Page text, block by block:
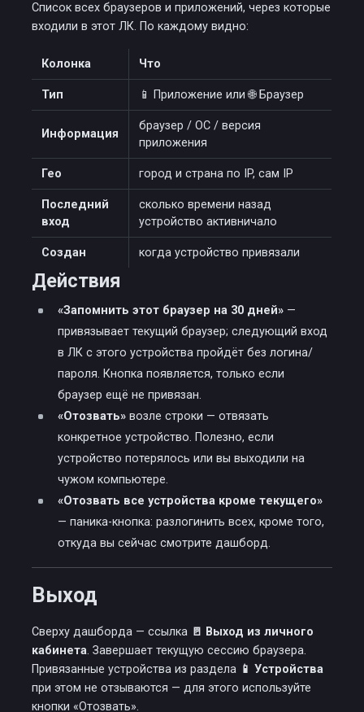
Список всех браузеров и приложений, через которые
входили в этот ЛК. По каждому видно:
Колонка Что
Тип 📱 Приложение или 🌐 Браузер
Информация
браузер / ОС / версия
приложения
Гео город и страна по IP, сам IP
Последний
вход
сколько времени назад
устройство активничало
Создан когда устройство привязали
Действия
«Запомнить этот браузер на 30 дней» —
привязывает текущий браузер; следующий вход
в ЛК с этого устройства пройдёт без логина/
пароля. Кнопка появляется, только если
браузер ещё не привязан.
«Отозвать» возле строки — отвязать
конкретное устройство. Полезно, если
устройство потерялось или вы выходили на
чужом компьютере.
«Отозвать все устройства кроме текущего»
— паника-кнопка: разлогинить всех, кроме того,
откуда вы сейчас смотрите дашборд.
Выход
Сверху дашборда — ссылка 🚪 Выход из личного
кабинета. Завершает текущую сессию браузера.
Привязанные устройства из раздела 📱 Устройства
при этом не отзываются — для этого используйте
кнопки «Отозвать».